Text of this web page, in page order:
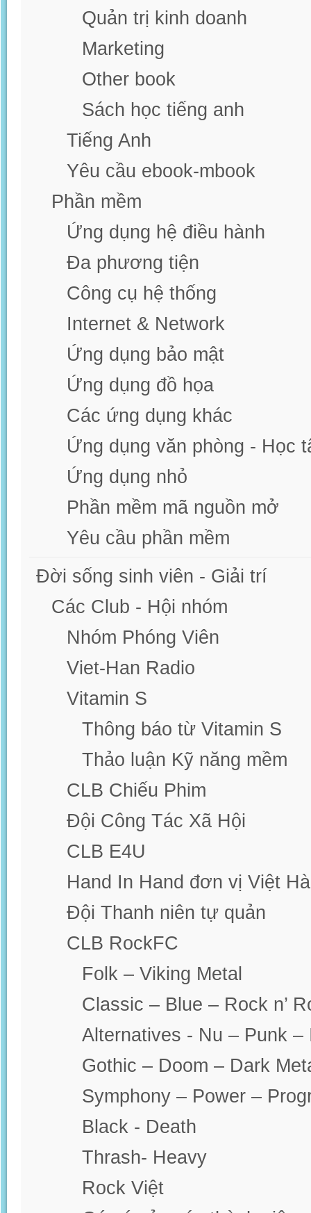
Quản trị kinh doanh
Marketing
Other book
Sách học tiếng anh
Tiếng Anh
Yêu cầu ebook-mbook
Phần mềm
Ứng dụng hệ điều hành
Đa phương tiện
Công cụ hệ thống
Internet & Network
Ứng dụng bảo mật
Ứng dụng đồ họa
Các ứng dụng khác
Ứng dụng văn phòng - Học
Ứng dụng nhỏ
Phần mềm mã nguồn mở
Yêu cầu phần mềm
Đời sống sinh viên - Giải trí
Các Club - Hội nhóm
Nhóm Phóng Viên
Viet-Han Radio
Vitamin S
Thông báo từ Vitamin S
Thảo luận Kỹ năng mềm
CLB Chiếu Phim
Đội Công Tác Xã Hội
CLB E4U
Hand In Hand đơn vị Việt
Đội Thanh niên tự quản
CLB RockFC
Folk – Viking Metal
Classic – Blue – Rock n’
Alternatives - Nu – Punk –
Gothic – Doom – Dark
Symphony – Power –
Black - Death
Thrash- Heavy
Rock Việt